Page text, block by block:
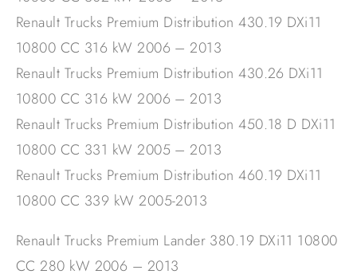
Renault Trucks Premium Distribution 430.19 DXi11
10800 CC 316 kW 2006 – 2013
Renault Trucks Premium Distribution 430.26 DXi11
10800 CC 316 kW 2006 – 2013
Renault Trucks Premium Distribution 450.18 D DXi11
10800 CC 331 kW 2005 – 2013
Renault Trucks Premium Distribution 460.19 DXi11
10800 CC 339 kW 2005-2013
Renault Trucks Premium Lander 380.19 DXi11 10800
CC 280 kW 2006 – 2013